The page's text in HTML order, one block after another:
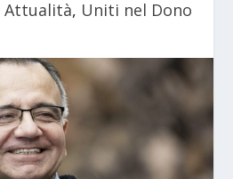
Attualità, Uniti nel Dono